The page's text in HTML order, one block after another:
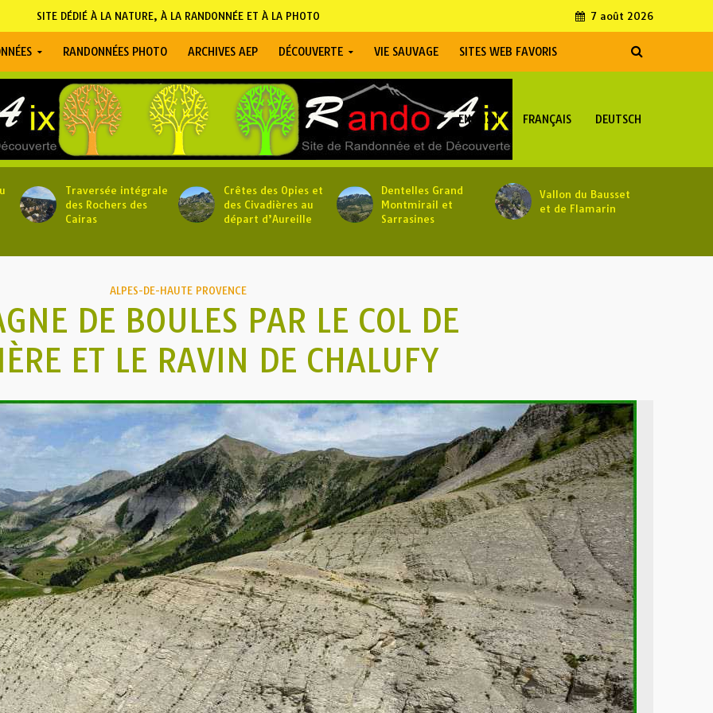
7 août 2026
SITE DÉDIÉ À LA NATURE, À LA RANDONNÉE ET À LA PHOTO
RANDONNÉES PHOTO ARCHIVES AEP DÉCOUVERTE VIE SAUVAGE SITES WEB FAVORIS
ENGLISH FRANÇAIS DEUTSCH
Traversée intégrale
des Rochers des
Cairas
Crêtes des Opies et
des Civadières au
départ d’Aureille
Dentelles Grand
Montmirail et
Sarrasines
Vallon du Bausset
et de Flamarin
ALPES-DE-HAUTE PROVENCE
DE BOULES PAR LE COL DE
ET LE RAVIN DE CHALUFY